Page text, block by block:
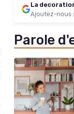
La
Ajoutez-nous
Parole